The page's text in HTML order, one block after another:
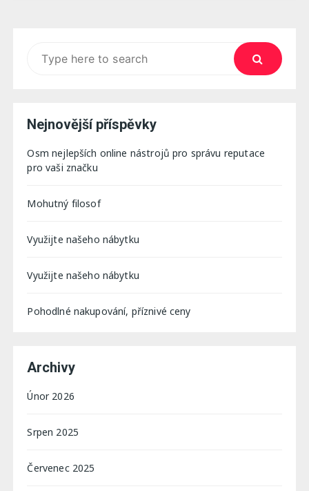
Nejnovější příspěvky
Osm nejlepších online nástrojů pro správu reputace
pro vaši značku
Mohutný filosof
Využijte našeho nábytku
Využijte našeho nábytku
Pohodlné nakupování, příznivé ceny
Archivy
Únor 2026
Srpen 2025
Červenec 2025